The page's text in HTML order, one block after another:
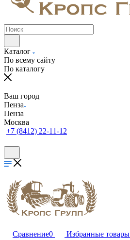
Каталог
По всему сайту
По каталогу
Ваш город
Пенза
Пенза
Москва
+7 (8412) 22-11-12
Сравнение0 Избранные товары